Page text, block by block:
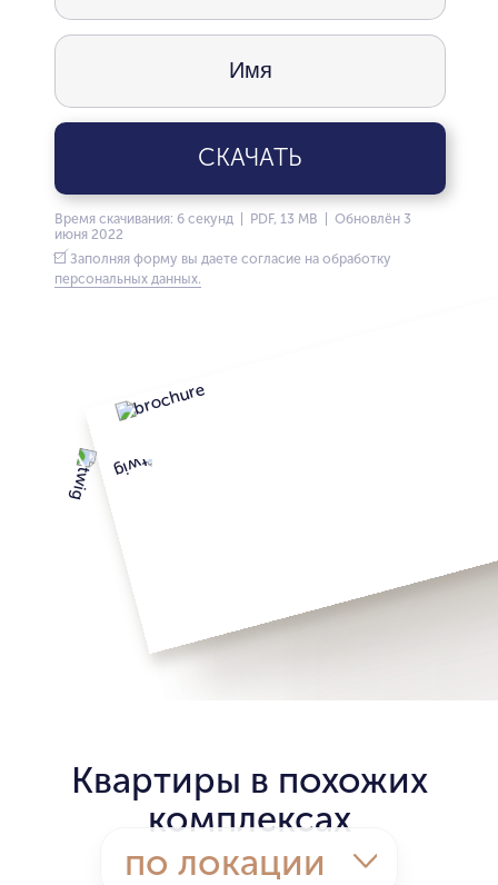
СКАЧАТЬ
Время скачивания: 6 секунд | PDF, 13 MB | Обновлён 3
июня 2022
Заполняя форму вы даете согласие на обработку
персональных данных.
Квартиры в похожих
комплексах
по локации